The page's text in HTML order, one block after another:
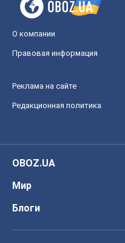
О компании
Правовая информация
Реклама на сайте
Редакционная политика
OBOZ.UA
Мир
Блоги